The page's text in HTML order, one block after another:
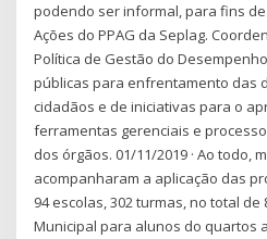
podendo ser informal, para fins
Ações do PPAG da Seplag.
Política de Gestão do
públicas para enfrentamento das
cidadãos e de iniciativas para o
ferramentas gerenciais e
dos órgãos. 01/11/2019 · Ao todo,
acompanharam a aplicação das
94 escolas, 302 turmas, no total de
Municipal para alunos do quartos